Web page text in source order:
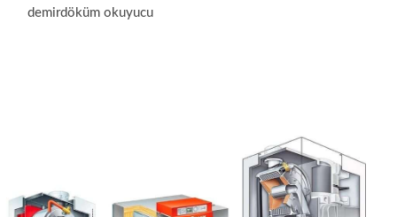
demirdöküm okuyucu